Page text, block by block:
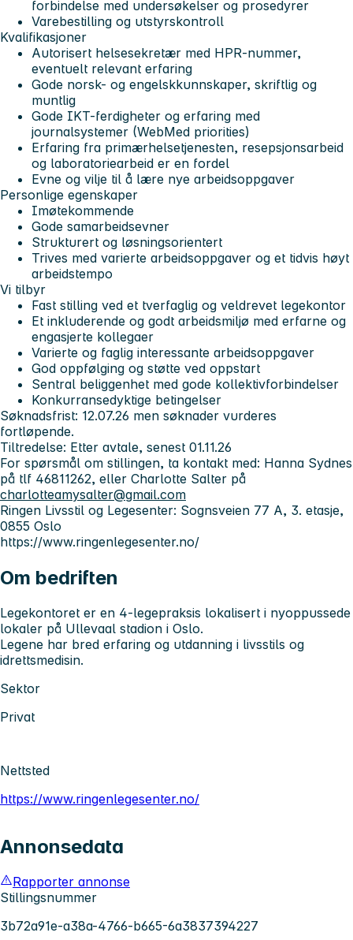
forbindelse med undersøkelser og prosedyrer
Varebestilling og utstyrskontroll
Kvalifikasjoner
Autorisert helsesekretær med HPR-nummer,
eventuelt relevant erfaring
Gode norsk- og engelskkunnskaper, skriftlig og
muntlig
Gode IKT-ferdigheter og erfaring med
journalsystemer (WebMed priorities)
Erfaring fra primærhelsetjenesten, resepsjonsarbeid
og laboratoriearbeid er en fordel
Evne og vilje til å lære nye arbeidsoppgaver
Personlige egenskaper
Imøtekommende
Gode samarbeidsevner
Strukturert og løsningsorientert
Trives med varierte arbeidsoppgaver og et tidvis høyt
arbeidstempo
Vi tilbyr
Fast stilling ved et tverfaglig og veldrevet legekontor
Et inkluderende og godt arbeidsmiljø med erfarne og
engasjerte kollegaer
Varierte og faglig interessante arbeidsoppgaver
God oppfølging og støtte ved oppstart
Sentral beliggenhet med gode kollektivforbindelser
Konkurransedyktige betingelser
Søknadsfrist: 12.07.26 men søknader vurderes
fortløpende.
Tiltredelse: Etter avtale, senest 01.11.26
For spørsmål om stillingen, ta kontakt med: Hanna Sydnes
på tlf 46811262, eller Charlotte Salter på
charlotteamysalter@gmail.com
Ringen Livsstil og Legesenter: Sognsveien 77 A, 3. etasje,
0855 Oslo
https://www.ringenlegesenter.no/
Om bedriften
Legekontoret er en 4-legepraksis lokalisert i nyoppussede
lokaler på Ullevaal stadion i Oslo.
Legene har bred erfaring og utdanning i livsstils og
idrettsmedisin.
Sektor
Privat
Nettsted
https://www.ringenlegesenter.no/
Annonsedata
Rapporter annonse
Stillingsnummer
3b72a91e-a38a-4766-b665-6a3837394227